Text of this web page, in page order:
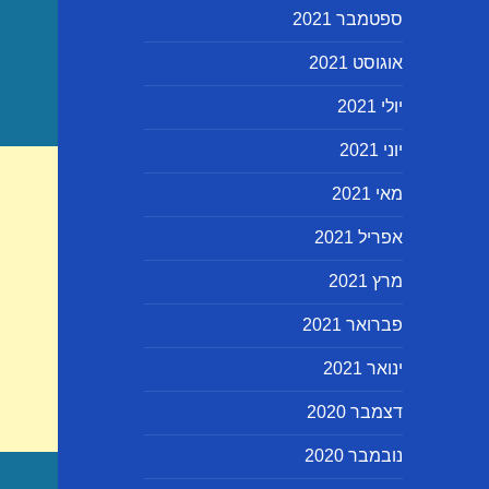
ספטמבר 2021
אוגוסט 2021
יולי 2021
יוני 2021
מאי 2021
אפריל 2021
מרץ 2021
פברואר 2021
ינואר 2021
דצמבר 2020
נובמבר 2020